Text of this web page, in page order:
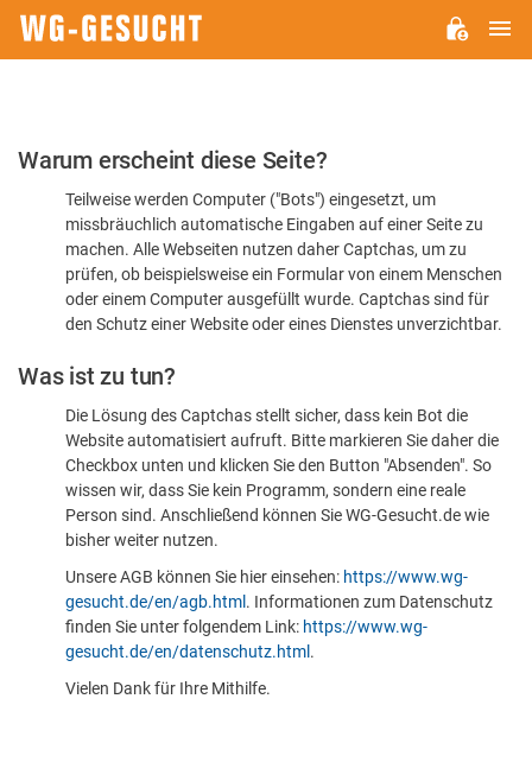
Bitte
dass
sind
Warum erscheint diese Seite?
Teilweise werden Computer ("Bots") eingesetzt, um
missbräuchlich automatische Eingaben auf einer Seite zu
machen. Alle Webseiten nutzen daher Captchas, um zu
prüfen, ob beispielsweise ein Formular von einem Menschen
oder einem Computer ausgefüllt wurde. Captchas sind für
den Schutz einer Website oder eines Dienstes unverzichtbar.
Was ist zu tun?
Die Lösung des Captchas stellt sicher, dass kein Bot die
Website automatisiert aufruft. Bitte markieren Sie daher die
Checkbox unten und klicken Sie den Button "Absenden". So
wissen wir, dass Sie kein Programm, sondern eine reale
Person sind. Anschließend können Sie WG-Gesucht.de wie
bisher weiter nutzen.
Unsere AGB können Sie hier einsehen: https://www.wg-
gesucht.de/en/agb.html . Informationen zum Datenschutz
finden Sie unter folgendem Link: https://www.wg-
gesucht.de/en/datenschutz.html .
Vielen Dank für Ihre Mithilfe.